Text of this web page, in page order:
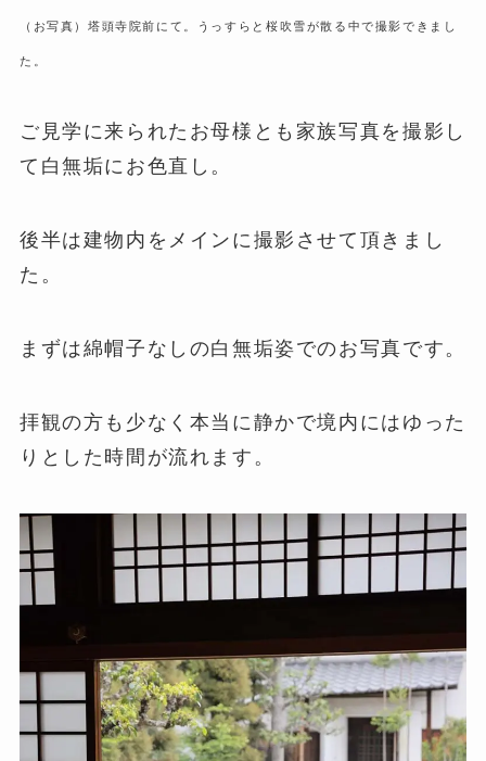
（お写真）塔頭寺院前にて。うっすらと桜吹雪が散る中で撮影できまし
た。
ご見学に来られたお母様とも家族写真を撮影し
て白無垢にお色直し。
後半は建物内をメインに撮影させて頂きまし
た。
まずは綿帽子なしの白無垢姿でのお写真です。
拝観の方も少なく本当に静かで境内にはゆった
りとした時間が流れます。